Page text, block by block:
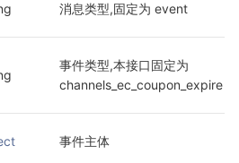
消息类型,固定为 event
事件类型,本接口固定为
channels_ec_coupon_expire
事件主体